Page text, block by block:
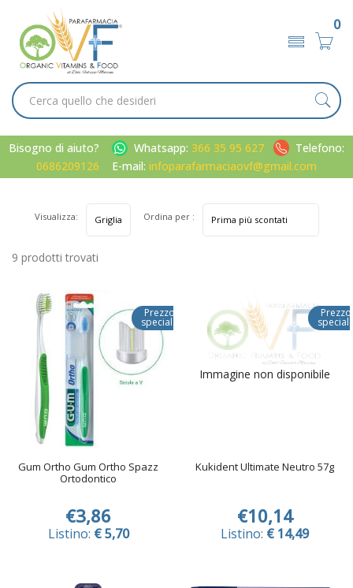
0
Bisogno di aiuto? Whatsapp: 366 35 95 627
Telefono:
0686209126
E-mail: infoparafarmaciaovf@gmail.com
9 prodotti trovati
Visualizza: Ordina per :
Prezzo
speciale
Gum Ortho Gum Ortho Spazz
Ortodontico
€3,86
Listino: € 5,70
Immagine non disponibile
Prezzo
Kukident Ultimate Neutro 57g
€10,14
Listino: € 14,49